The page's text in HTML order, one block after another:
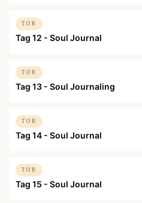
TOR
Tag 12 - Soul Journal
TOR
Tag 13 - Soul Journaling
TOR
Tag 14 - Soul Journal
TOR
Tag 15 - Soul Journal